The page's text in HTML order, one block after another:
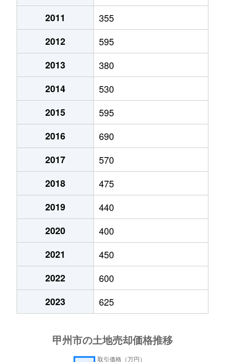
2011
355
2012
595
2013
380
2014
530
2015
595
2016
690
2017
570
2018
475
2019
440
2020
400
2021
450
2022
600
2023
625